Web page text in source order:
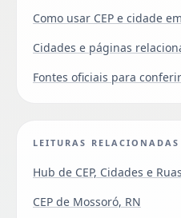
Como usar CEP e cidade
Cidades e páginas
Fontes oficiais para
LEITURAS RELACIONADAS
Hub de CEP, Cidades e Ruas
CEP de Mossoró, RN